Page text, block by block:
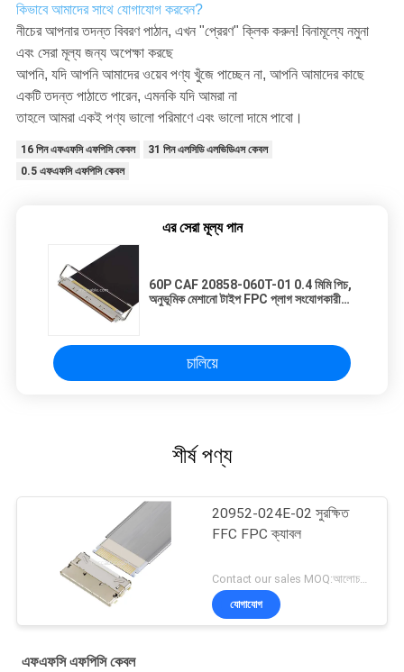
কিভাবে আমাদের সাথে যোগাযোগ করবেন?
নীচের আপনার তদন্ত বিবরণ পাঠান, এখন "প্রেরণ" ক্লিক করুন! বিনামূল্যে নমুনা
এবং সেরা মূল্য জন্য অপেক্ষা করছে
আপনি, যদি আপনি আমাদের ওয়েব পণ্য খুঁজে পাচ্ছেন না, আপনি আমাদের কাছে
একটি তদন্ত পাঠাতে পারেন, এমনকি যদি আমরা না
তাহলে আমরা একই পণ্য ভালো পরিমাণে এবং ভালো দামে পাবো।
16 পিন এফএফসি এফপিসি কেবল
31 পিন এলসিডি এলভিডিএস কেবল
0.5 এফএফসি এফপিসি কেবল
এর সেরা মূল্য পান
60P CAF 20858-060T-01 0.4 মিমি পিচ,
অনুভূমিক মেশানো টাইপ FPC প্লাগ সংযোগকারী
চালিয়ে
শীর্ষ পণ্য
20952-024E-02 সুরক্ষিত
FFC FPC ক্যাবল
Contact our sales MOQ:আলোচনাযোগ্য
যোগাযোগ
এফএফসি এফপিসি কেবল